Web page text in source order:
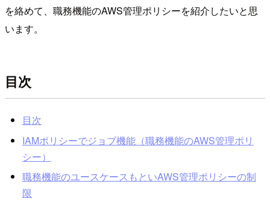
を絡めて、職務機能のAWS管理ポリシーを紹介したいと思
います。
目次
目次
IAMポリシーでジョブ機能（職務機能のAWS管理ポリ
シー）
職務機能のユースケースもといAWS管理ポリシーの制
限